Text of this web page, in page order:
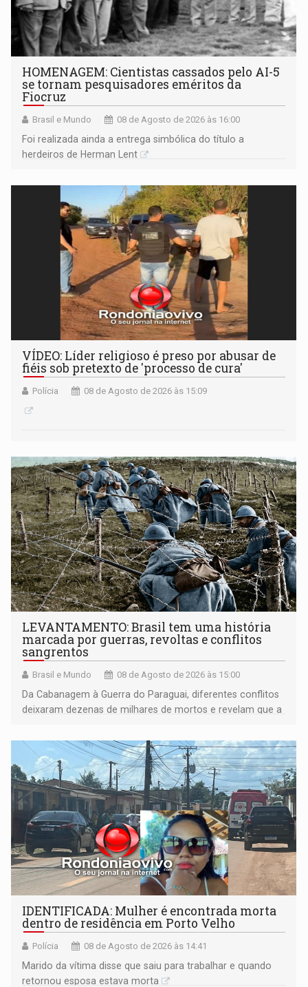
HOMENAGEM: Cientistas cassados pelo AI-5
se tornam pesquisadores eméritos da
Fiocruz
Brasil e Mundo 08 de Agosto de 2026 às 16:00
Foi realizada ainda a entrega simbólica do título a
herdeiros de Herman Lent
VÍDEO: Líder religioso é preso por abusar de
fiéis sob pretexto de 'processo de cura'
Polícia 08 de Agosto de 2026 às 15:09
LEVANTAMENTO: Brasil tem uma história
marcada por guerras, revoltas e conflitos
sangrentos
Brasil e Mundo 08 de Agosto de 2026 às 15:00
Da Cabanagem à Guerra do Paraguai, diferentes conflitos
deixaram dezenas de milhares de mortos e revelam que a
territoriais e sociais
IDENTIFICADA: Mulher é encontrada morta
dentro de residência em Porto Velho
Polícia 08 de Agosto de 2026 às 14:41
Marido da vítima disse que saiu para trabalhar e quando
retornou esposa estava morta